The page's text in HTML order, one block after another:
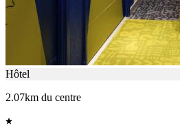
Hôtel
2.07km du centre